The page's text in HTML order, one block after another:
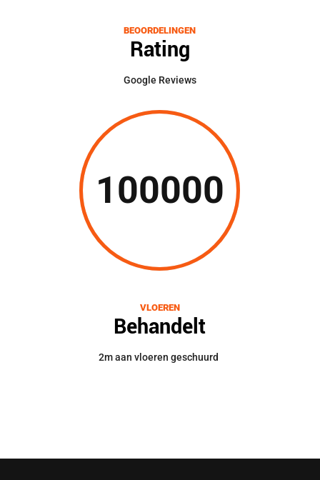
BEOORDELINGEN
Rating
Google Reviews
100000
VLOEREN
Behandelt
2m aan vloeren geschuurd